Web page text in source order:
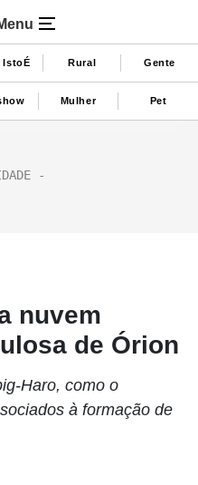
IstoÉ Rural Gente
Mulher Pet
nuvem
de Órion
Haro, como o
à formação de